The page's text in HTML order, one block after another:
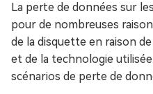
La perte de données sur
pour de nombreuses
de la disquette en raison
et de la technologie
scénarios de perte de